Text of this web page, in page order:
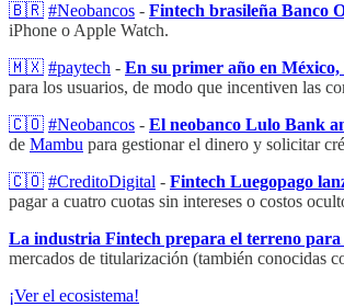
🇧🇷 #Neobancos - Fintech brasileña Banco
iPhone o Apple Watch.
🇲🇽 #paytech - En su primer año en México,
para los usuarios, de modo que incentiven las
🇨🇴 #Neobancos - El neobanco Lulo Bank
de Mambu para gestionar el dinero y solicitar
🇨🇴 #CreditoDigital - Fintech Luegopago
pagar a cuatro cuotas sin intereses o costos
La industria Fintech prepara el terreno
mercados de titularización (también conocidas
¡Ver el ecosistema!